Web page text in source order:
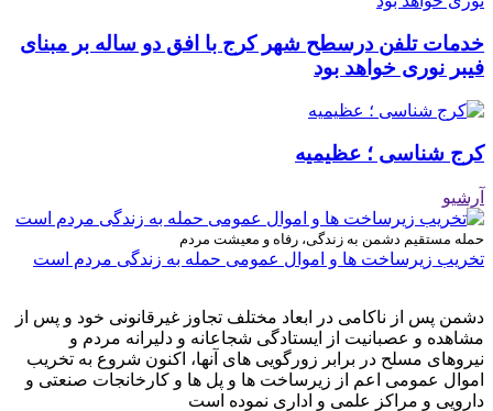
خدمات تلفن درسطح شهر کرج با افق دو ساله بر مبنای
فیبر نوری خواهد بود
کرج شناسی ؛ عظیمیه
آرشیو
حمله مستقیم دشمن به زندگی، رفاه و معیشت مردم
تخریب زیرساخت ها و اموال عمومی حمله به زندگی مردم است
دشمن پس از ناکامی در ابعاد مختلف تجاوز غیرقانونی خود و پس از
مشاهده و عصبانیت از ایستادگی شجاعانه و دلیرانه مردم و
نیروهای مسلح در برابر زورگویی های آنها، اکنون شروع به تخریب
اموال عمومی اعم از زیرساخت ها و پل ها و کارخانجات صنعتی و
دارویی و مراکز علمی و اداری نموده است